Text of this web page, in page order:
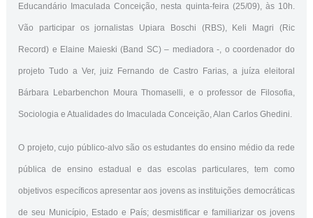
Educandário Imaculada Conceição, nesta quinta-feira (25/09), às 10h.
Vão participar os jornalistas Upiara Boschi (RBS), Keli Magri (Ric
Record) e Elaine Maieski (Band SC) – mediadora -, o coordenador do
projeto Tudo a Ver, juiz Fernando de Castro Farias, a juíza eleitoral
Bárbara Lebarbenchon Moura Thomaselli, e o professor de Filosofia,
Sociologia e Atualidades do Imaculada Conceição, Alan Carlos Ghedini.
O projeto, cujo público-alvo são os estudantes do ensino médio da rede
pública de ensino estadual e das escolas particulares, tem como
objetivos específicos apresentar aos jovens as instituições democráticas
de seu Município, Estado e País; desmistificar e familiarizar os jovens